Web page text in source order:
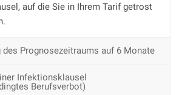
auf die Sie in Ihrem Tarif getrost
des Prognosezeitraums auf 6 Monate
Infektionsklausel
Berufsverbot)